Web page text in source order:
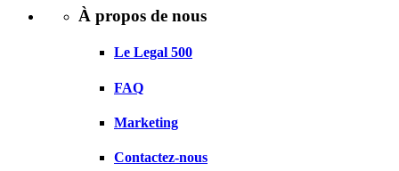
À propos de nous
Le Legal 500
FAQ
Marketing
Contactez-nous